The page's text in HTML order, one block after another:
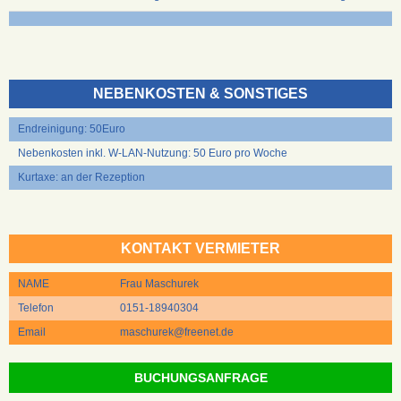
NEBENKOSTEN & SONSTIGES
Endreinigung: 50Euro
Nebenkosten inkl. W-LAN-Nutzung: 50 Euro pro Woche
Kurtaxe: an der Rezeption
KONTAKT VERMIETER
NAME
Frau Maschurek
Telefon
0151-18940304
Email
maschurek@freenet.de
BUCHUNGSANFRAGE